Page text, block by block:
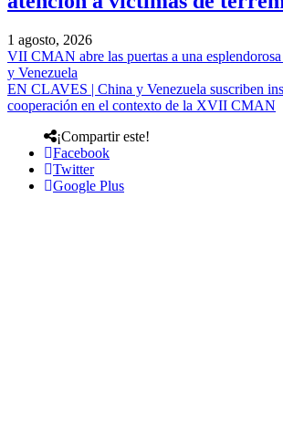
1 agosto, 2026
VII CMAN abre las puertas a una
y Venezuela
EN CLAVES | China y Venezuela suscriben
cooperación en el contexto de la XVII CMAN
¡Compartir este!
Facebook
Twitter
Google Plus